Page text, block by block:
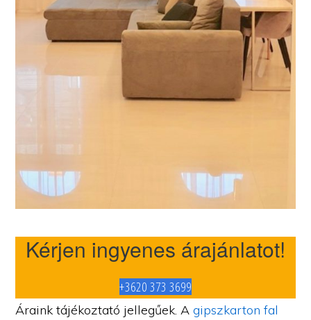
Kérjen ingyenes árajánlatot!
+3620 373 3699
Áraink tájékoztató jellegűek. Agipszkarton fal